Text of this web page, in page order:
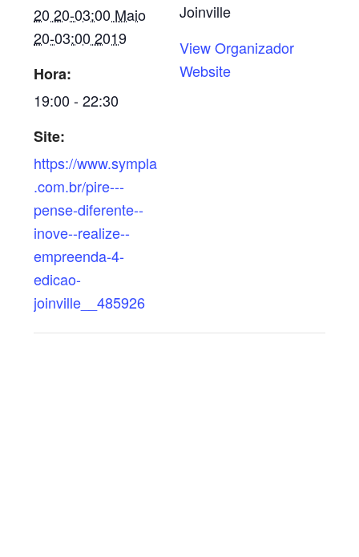
20 20-03:00 Maio
20-03:00 2019
Hora:
19:00 - 22:30
Site:
https://www.sympla
.com.br/pire---
pense-diferente--
inove--realize--
empreenda-4-
edicao-
joinville__485926
Joinville
View Organizador
Website